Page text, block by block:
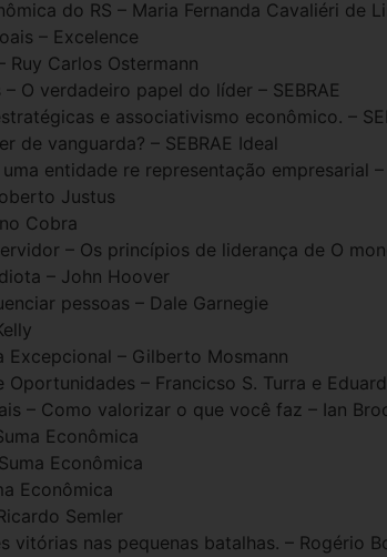
do RS – Maria Fernanda Cavaliéri de
– Excelence
Ruy Carlos Ostermann
O verdadeiro papel do líder – SEBRAE
e associativismo econômico. –
de vanguarda? – SEBRAE Ideal
entidade re representação empresarial –
Justus
Cobra
– Os princípios de liderança de O
– John Hoover
pessoas – Dale Garnegie
Excepcional – Gilberto Mosmann
Oportunidades – Francicso S. Turra e
– Como valorizar o que você faz – Ian
Econômica
Econômica
Econômica
Semler
vitórias nas pequenas batalhas. – Rogério